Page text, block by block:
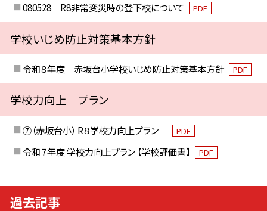
080528 R8非常変災時の登下校について PDF
学校いじめ防止対策基本方針
令和８年度 赤坂台小学校いじめ防止対策基本方針 PDF
学校力向上 プラン
⑦（赤坂台小） R８学校力向上プラン PDF
令和７年度 学校力向上プラン 【学校評価書】 PDF
過去記事